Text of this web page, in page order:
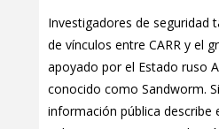
Investigadores de seguridad
de vínculos entre CARR y el
apoyado por el Estado ruso
conocido como Sandworm.
información pública describe